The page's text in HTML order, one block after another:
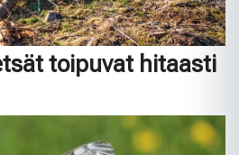
toipuvat hitaasti